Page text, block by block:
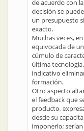
de acuerdo con
decisión se
un presupuesto
exacto.
Muchas veces,
equivocada de
cúmulo de
última
indicativo
formación.
Otro aspecto
el feedback que
producto,
desde su
imponerlo;